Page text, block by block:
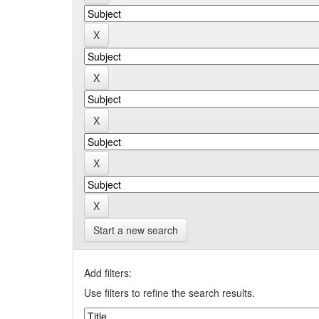
Start a new search
Add filters:
Use filters to refine the search results.